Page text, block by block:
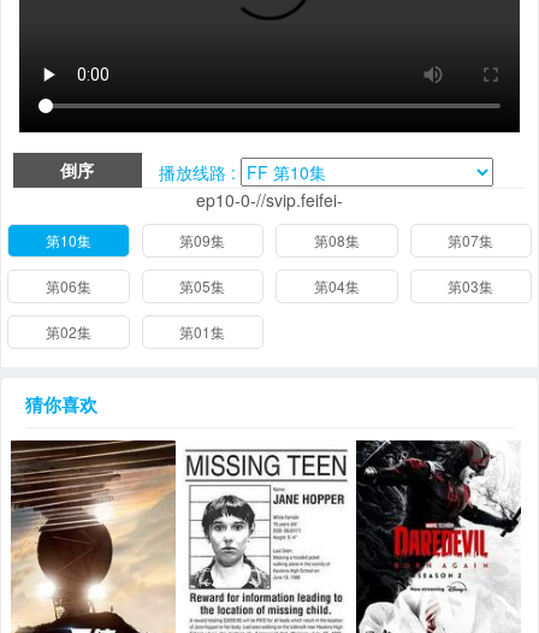
倒序
播放线路 :
ep10-0-//svip.feifei-
第10集 第09集 第08集 第07集
第06集 第05集 第04集 第03集
第02集 第01集
猜你喜欢